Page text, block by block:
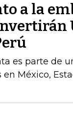
a la
es parte de
México,